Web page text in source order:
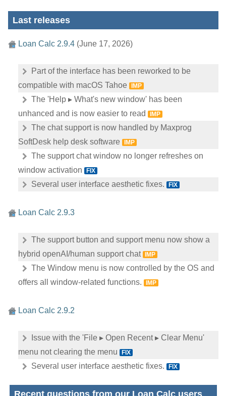
Last releases
Loan Calc 2.9.4(June 17, 2026)
Part of the interface has been reworked to be
compatible with macOS Tahoe
IMP
The 'Help ▸ What's new window' has been
unhanced and is now easier to read
IMP
The chat support is now handled by Maxprog
SoftDesk help desk software
IMP
The support chat window no longer refreshes on
window activation
FIX
Several user interface aesthetic fixes. FIX
Loan Calc 2.9.3
The support button and support menu now show a
hybrid openAI/human support chat
IMP
The Window menu is now controlled by the OS and
offers all window-related functions.
IMP
Loan Calc 2.9.2
Issue with the 'File ▸ Open Recent ▸ Clear Menu'
menu not clearing the menu
FIX
Several user interface aesthetic fixes. FIX
Recent questions from our Loan Calc users